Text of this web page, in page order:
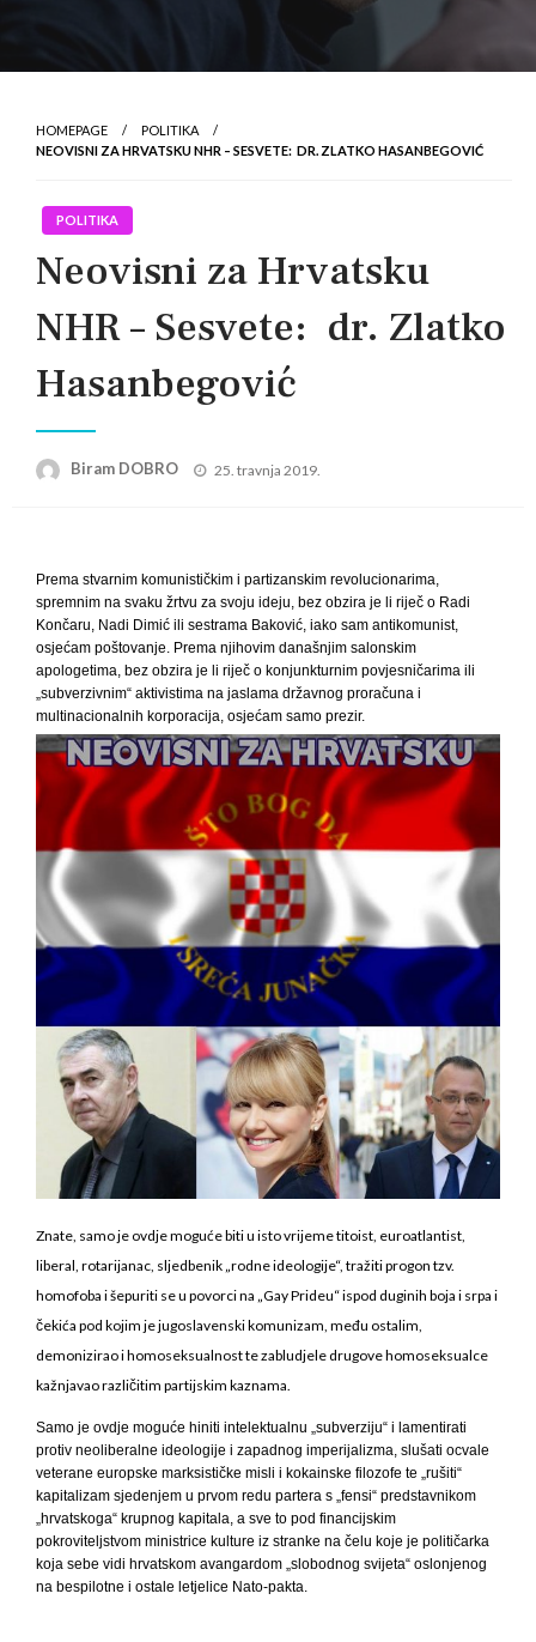
HOMEPAGE
POLITIKA
NEOVISNI ZA HRVATSKU NHR – SESVETE: DR. ZLATKO HASANBEGOVIĆ
POLITIKA
Neovisni za Hrvatsku
NHR – Sesvete: dr. Zlatko
Hasanbegović
Biram DOBRO
Posted
25. travnja 2019.
Prema stvarnim komunističkim i partizanskim revolucionarima,
spremnim na svaku žrtvu za svoju ideju, bez obzira je li riječ o Radi
Končaru, Nadi Dimić ili sestrama Baković, iako sam antikomunist,
osjećam poštovanje. Prema njihovim današnjim salonskim
apologetima, bez obzira je li riječ o konjunkturnim povjesničarima ili
„subverzivnim“ aktivistima na jaslama državnog proračuna i
multinacionalnih korporacija, osjećam samo prezir.
Znate, samo je ovdje moguće biti u isto vrijeme titoist, euroatlantist,
liberal, rotarijanac, sljedbenik „rodne ideologije“, tražiti progon tzv.
homofoba i šepuriti se u povorci na „Gay Prideu“ ispod duginih boja i srpa i
čekića pod kojim je jugoslavenski komunizam, među ostalim,
demonizirao i homoseksualnost te zabludjele drugove homoseksualce
kažnjavao različitim partijskim kaznama.
Samo je ovdje moguće hiniti intelektualnu „subverziju“ i lamentirati
protiv neoliberalne ideologije i zapadnog imperijalizma, slušati ocvale
veterane europske marksističke misli i kokainske filozofe te „rušiti“
kapitalizam sjedenjem u prvom redu partera s „fensi“ predstavnikom
„hrvatskoga“ krupnog kapitala, a sve to pod financijskim
pokroviteljstvom ministrice kulture iz stranke na čelu koje je političarka
koja sebe vidi hrvatskom avangardom „slobodnog svijeta“ oslonjenog
na bespilotne i ostale letjelice Nato-pakta.